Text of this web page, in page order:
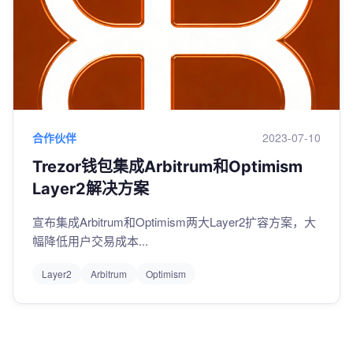
合作伙伴 2023-07-10
Trezor钱包集成Arbitrum和Optimism
Layer2解决方案
宣布集成Arbitrum和Optimism两大Layer2扩容方案，大
幅降低用户交易成本...
Layer2 Arbitrum Optimism